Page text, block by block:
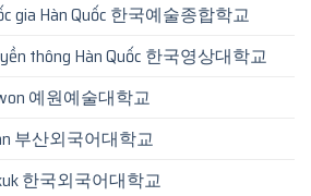
gia Hàn Quốc 한국예술종합학교
thông Hàn Quốc 한국영상대학교
예원예술대학교
부산외국어대학교
한국외국어대학교